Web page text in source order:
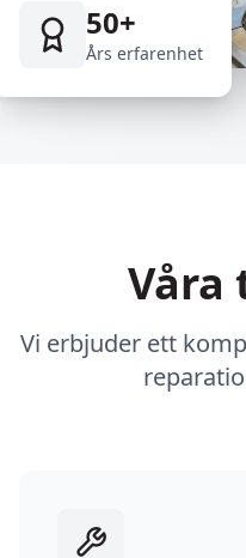
50+
Års erfarenhet
Våra
Vi erbjuder ett